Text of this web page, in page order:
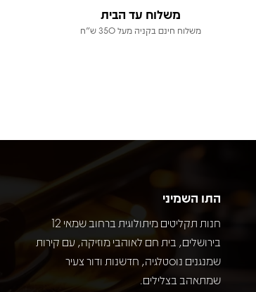
משלוח עד הבית
משלוח חינם בקניה מעל 350 ש"ח
התו השמיני
חנות תקליטים מיתולוגית ברחוב שמאי 12
בירושלים, בית חם לאוהבי מוזיקה, עם קירות
שמנגנים נוסטלגיה, חדשנות ודור צעיר
שמתאהב בצלילים.